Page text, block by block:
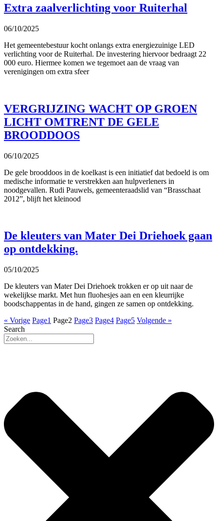
Extra zaalverlichting voor Ruiterhal
06/10/2025
Het gemeentebestuur kocht onlangs extra energiezuinige LED
verlichting voor de Ruiterhal. De investering hiervoor bedraagt 22
000 euro. Hiermee komen we tegemoet aan de vraag van
verenigingen om extra sfeer
VERGRIJZING WACHT OP GROEN
LICHT OMTRENT DE GELE
BROODDOOS
06/10/2025
De gele brooddoos in de koelkast is een initiatief dat bedoeld is om
medische informatie te verstrekken aan hulpverleners in
noodgevallen. Rudi Pauwels, gemeenteraadslid van “Brasschaat
2012”, blijft het kleinood
De kleuters van Mater Dei Driehoek gaan
op ontdekking.
05/10/2025
De kleuters van Mater Dei Driehoek trokken er op uit naar de
wekelijkse markt. Met hun fluohesjes aan en een kleurrijke
boodschappentas in de hand, gingen ze samen op ontdekking.
« Vorige Page1 Page2 Page3 Page4 Page5 Volgende »
Search